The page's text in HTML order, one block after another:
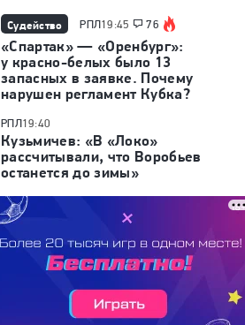
Судейство РПЛ19:45 76
«Спартак» — «Оренбург»:
у красно-белых было 13
запасных в заявке. Почему
нарушен регламент Кубка?
РПЛ19:40
Кузьмичев: «В «Локо»
рассчитывали, что Воробьев
останется до зимы»